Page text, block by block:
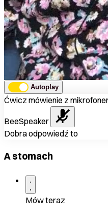
Autoplay
Ćwicz mówienie z
BeeSpeaker
Dobra odpowiedź to
A stomach
Mów teraz